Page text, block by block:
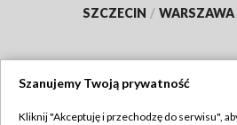
SZCZECIN / WARSZAWA
Szanujemy Twoją prywatność
Kliknij "Akceptuję i przechodzę do serwisu",